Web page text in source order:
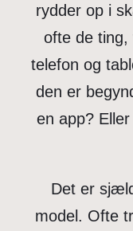
rydder op i
ofte de ting,
telefon og
den er
en app?
Det er
model. Ofte